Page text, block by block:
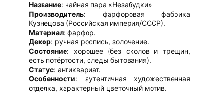
Название: чайная пара «Незабудки».
Производитель: фарфоровая фабрика
Кузнецова (Российская империя/СССР).
Материал: фарфор.
Декор: ручная роспись, золочение.
Состояние: хорошее (без сколов и трещин,
есть потёртости, следы бытования).
Статус: антиквариат.
Особенности: аутентичная художественная
отделка, характерный цветочный мотив.